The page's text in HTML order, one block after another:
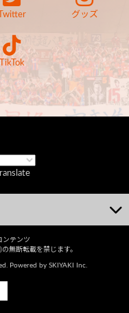
Twitter グッズ
ンテンツ
無断転載を禁じます。
Powered by SKIYAKI Inc.